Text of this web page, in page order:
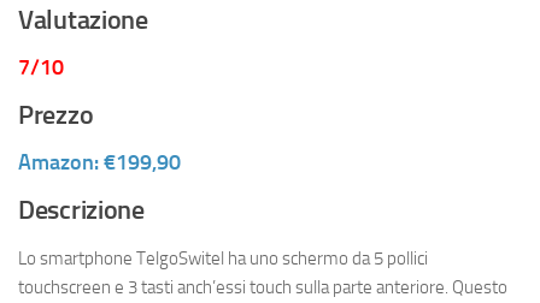
Valutazione
7/10
Prezzo
Amazon: €199,90
Descrizione
Lo smartphone TelgoSwitel ha uno schermo da 5 pollici
touchscreen e 3 tasti anch’essi touch sulla parte anteriore. Questo